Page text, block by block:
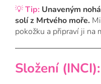
💡Tip: Unaveným
solí z Mrtvého moře.
pokožku a připraví ji na
Složení (INCI):